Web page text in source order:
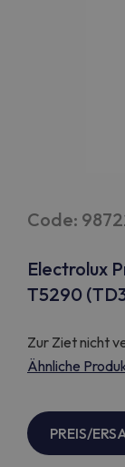
Code:
Electrolux
T5290
Zur Ziet nicht
Ähnliche
PREIS/